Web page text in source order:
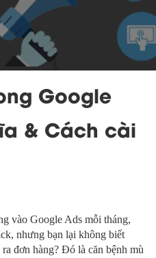
Google
& Cách cài
vào Google Ads mỗi tháng,
nhưng bạn lại không biết
đơn hàng? Đó là căn bệnh mù